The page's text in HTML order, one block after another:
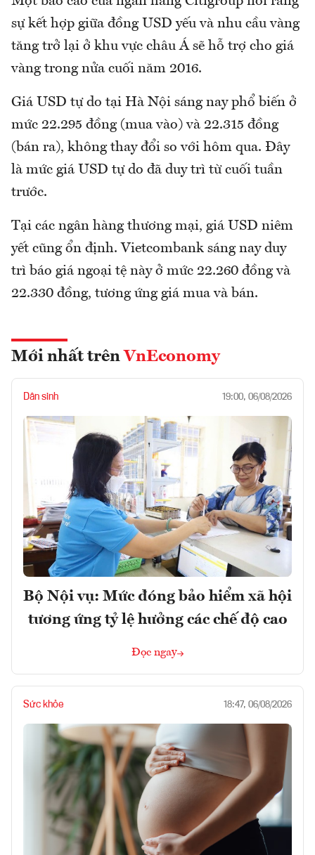
sự kết hợp giữa đồng USD yếu và nhu cầu vàng
tăng trở lại ở khu vực châu Á sẽ hỗ trợ cho giá
vàng trong nửa cuối năm 2016.
Giá USD tự do tại Hà Nội sáng nay phổ biến ở
mức 22.295 đồng (mua vào) và 22.315 đồng
(bán ra), không thay đổi so với hôm qua. Đây
là mức giá USD tự do đã duy trì từ cuối tuần
trước.
Tại các ngân hàng thương mại, giá USD niêm
yết cũng ổn định. Vietcombank sáng nay duy
trì báo giá ngoại tệ này ở mức 22.260 đồng và
22.330 đồng, tương ứng giá mua và bán.
Mới nhất trên VnEconomy
Dân sinh 19:00, 06/08/2026
Bộ Nội vụ: Mức đóng bảo hiểm xã hội
tương ứng tỷ lệ hưởng các chế độ cao
Đọc ngay
Sức khỏe 18:47, 06/08/2026